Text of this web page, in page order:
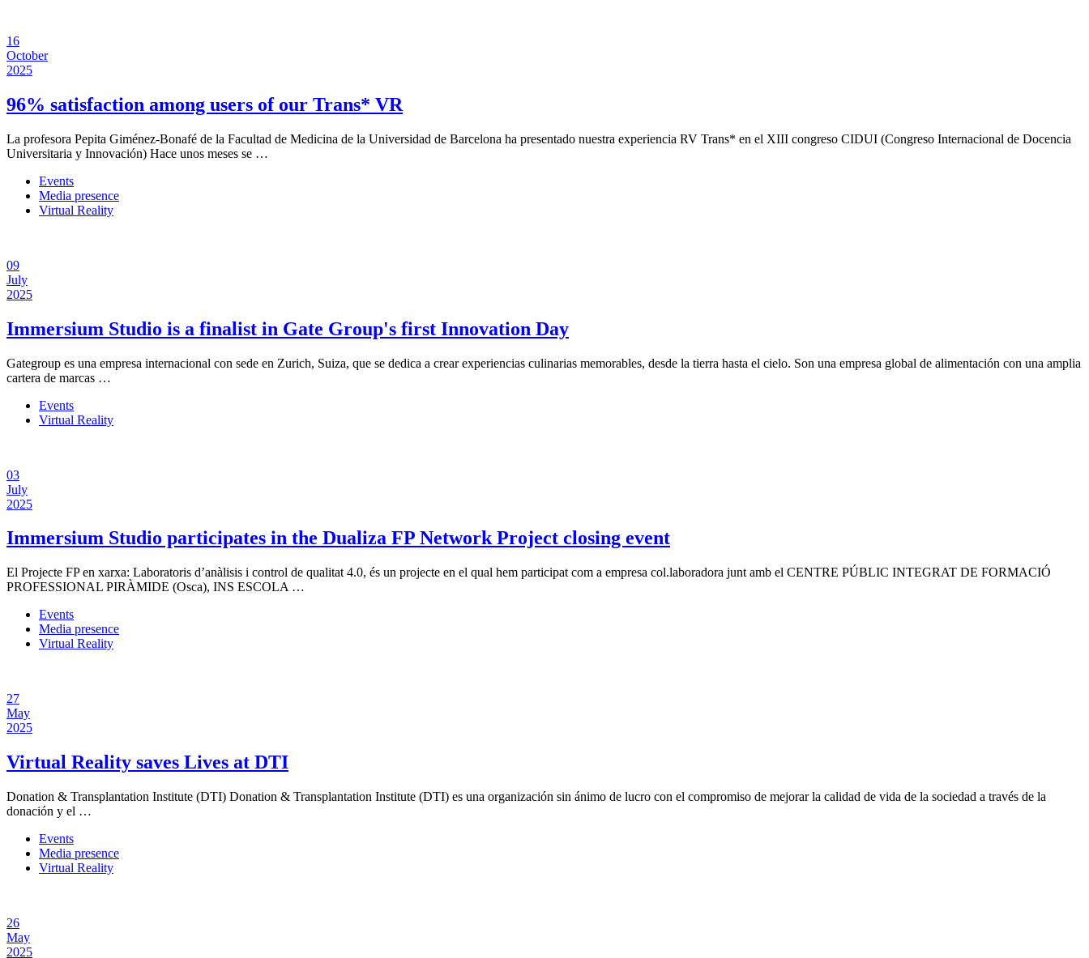
16
October
2025
96% satisfaction among users of our Trans* VR
La profesora Pepita Giménez-Bonafé de la Facultad de Medicina de la Universidad de Barcelona ha presentado nuestra experiencia RV Trans* en el XIII congreso CIDUI (Congreso Internacional de Docencia
Universitaria y Innovación) Hace unos meses se …
Events
Media presence
Virtual Reality
09
July
2025
Immersium Studio is a finalist in Gate Group's first Innovation Day
Gategroup es una empresa internacional con sede en Zurich, Suiza, que se dedica a crear experiencias culinarias memorables, desde la tierra hasta el cielo. Son una empresa global de alimentación con una amplia
cartera de marcas …
Events
Virtual Reality
03
July
2025
Immersium Studio participates in the Dualiza FP Network Project closing event
El Projecte FP en xarxa: Laboratoris d’anàlisis i control de qualitat 4.0, és un projecte en el qual hem participat com a empresa col.laboradora junt amb el CENTRE PÚBLIC INTEGRAT DE FORMACIÓ
PROFESSIONAL PIRÀMIDE (Osca), INS ESCOLA …
Events
Media presence
Virtual Reality
27
May
2025
Virtual Reality saves Lives at DTI
Donation & Transplantation Institute (DTI) Donation & Transplantation Institute (DTI) es una organización sin ánimo de lucro con el compromiso de mejorar la calidad de vida de la sociedad a través de la
donación y el …
Events
Media presence
Virtual Reality
26
May
2025